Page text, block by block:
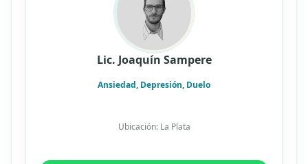
Lic. Joaquín Sampere
Ansiedad, Depresión, Duelo
Ubicación: La Plata